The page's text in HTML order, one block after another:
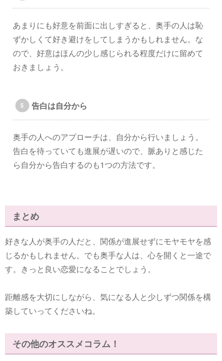
あまりにも好意を前面に出しすぎると、奥手の人は恥
ずかしくて好き避けをしてしまうかもしれません。な
ので、好意はほんの少し感じられる程度だけに留めて
おきましょう。
告白は自分から
奥手の人へのアプローチは、自分から行いましょう。
告白を待っていても進展が遅いので、脈ありと感じた
ら自分から告白するのも1つの方法です。
まとめ
好きな人が奥手の人だと、関係が進展せずにモヤモヤを感
じるかもしれません。でも奥手な人は、心を開くと一途で
す。きっと良い恋愛になることでしょう。
距離感を大切にしながら、気になる人と少しずつ関係を構
築していってくださいね。
その他のオススメコラム！